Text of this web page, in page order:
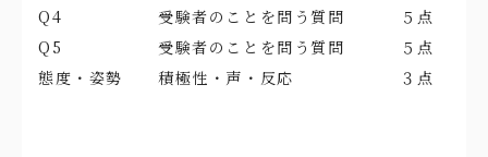
Q4 受験者のことを問う質問
５点
Q5
受験者のことを問う質問
５点
態度・姿勢
積極性・声・反応 ３点